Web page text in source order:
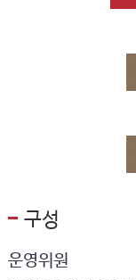
구성
운영위원